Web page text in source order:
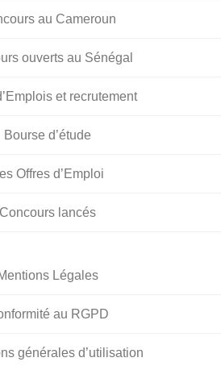
au Cameroun
ouverts au Sénégal
et recrutement
Bourse d’étude
Offres d’Emploi
Concours lancés
Légales
au RGPD
générales d’utilisation